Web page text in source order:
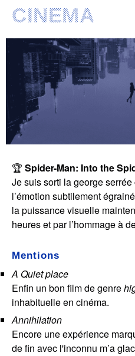
CINEMA
🏆 Spider-Man: Into the
Je suis sorti la george
l’émotion subtilement
la puissance visuelle
heures et par l’hommage à
Mentions
A Quiet place
Enfin un bon film de genre
inhabituelle en cinéma.
Annihilation
Encore une expérience
de fin avec l'inconnu m’a